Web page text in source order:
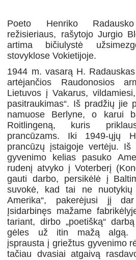
Poeto Henriko
režisieriaus, rašytojo Jurgio
artima bičiulystė
stovyklose Vokietijoje.
1944 m. vasarą H.
artėjančios Raudonosios
Lietuvos į Vakarus,
pasitraukimas“. Iš pradžių jie
namuose Berlyne, o karui
Roitlingeną, kuris
prancūzams. Iki 1949-ųjų
prancūzų įstaigoje vertėju. Iš
gyvenimo kelias pasuko
rudenį atvyko į Voterberį
gauti darbo, persikėlė į
suvokė, kad tai ne nuotykių
Amerika“, pakerėjusi jį
Įsidarbinęs mažame
tariant, dirbo „poetišką“
gėles už itin mažą algą.
įsprausta į griežtus gyvenimo
tačiau dvasiai atgaivą